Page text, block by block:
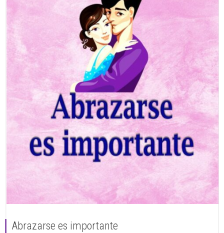
Abrazarse es importante